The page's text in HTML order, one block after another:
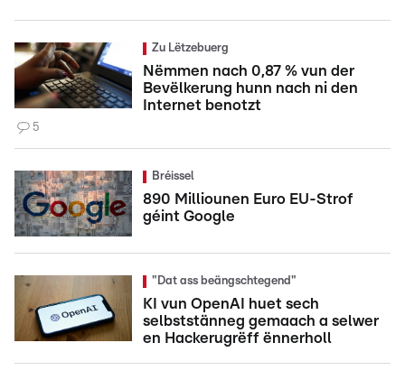
Zu Lëtzebuerg
Nëmmen nach 0,87 % vun der
Bevëlkerung hunn nach ni den
Internet benotzt
5
Bréissel
890 Milliounen Euro EU-Strof
géint Google
"Dat ass beängschtegend"
KI vun OpenAI huet sech
selbststänneg gemaach a selwer
en Hackerugrëff ënnerholl